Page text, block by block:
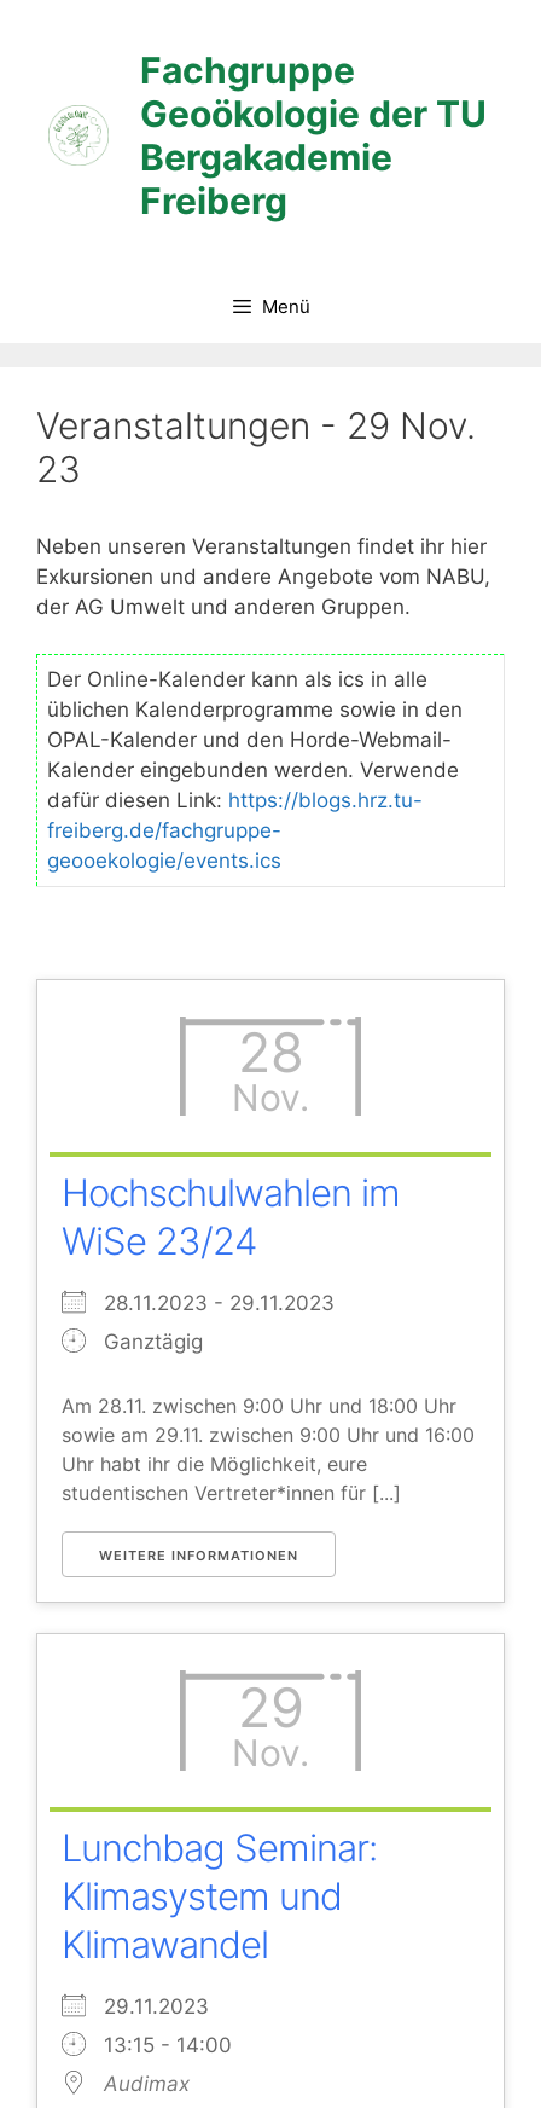
Fachgruppe
Geoökologie der TU
Bergakademie
Freiberg
Menü
Veranstaltungen - 29 Nov.
23
Neben unseren Veranstaltungen findet ihr hier
Exkursionen und andere Angebote vom NABU,
der AG Umwelt und anderen Gruppen.
Der Online-Kalender kann als ics in alle
üblichen Kalenderprogramme sowie in den
OPAL-Kalender und den Horde-Webmail-
Kalender eingebunden werden. Verwende
dafür diesen Link: https://blogs.hrz.tu-
freiberg.de/fachgruppe-
geooekologie/events.ics
28
Nov.
Hochschulwahlen im
WiSe 23/24
28.11.2023 - 29.11.2023
Ganztägig
Am 28.11. zwischen 9:00 Uhr und 18:00 Uhr
sowie am 29.11. zwischen 9:00 Uhr und 16:00
Uhr habt ihr die Möglichkeit, eure
studentischen Vertreter*innen für [...]
WEITERE INFORMATIONEN
29
Nov.
Lunchbag Seminar:
Klimasystem und
Klimawandel
29.11.2023
13:15 - 14:00
Audimax